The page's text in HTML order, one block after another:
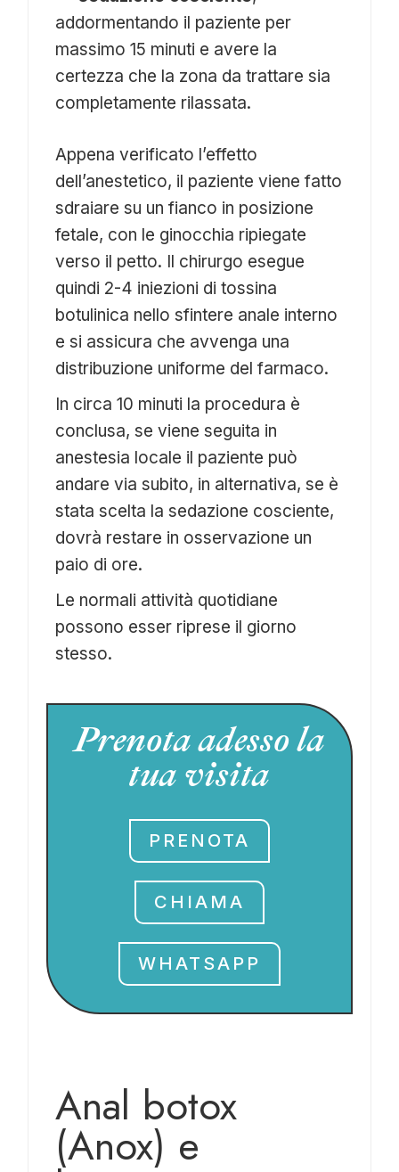
addormentando il paziente per
massimo 15 minuti e avere la
certezza che la zona da trattare sia
completamente rilassata.
Appena verificato l’effetto
dell’anestetico, il paziente viene fatto
sdraiare su un fianco in posizione
fetale, con le ginocchia ripiegate
verso il petto. Il chirurgo esegue
quindi 2-4 iniezioni di tossina
botulinica nello sfintere anale interno
e si assicura che avvenga una
distribuzione uniforme del farmaco.
In circa 10 minuti la procedura è
conclusa, se viene seguita in
anestesia locale il paziente può
andare via subito, in alternativa, se è
stata scelta la sedazione cosciente,
dovrà restare in osservazione un
paio di ore.
Le normali attività quotidiane
possono esser riprese il giorno
stesso.
Prenota adesso la
tua visita
PRENOTA
CHIAMA
WHATSAPP
Anal botox
(Anox) e